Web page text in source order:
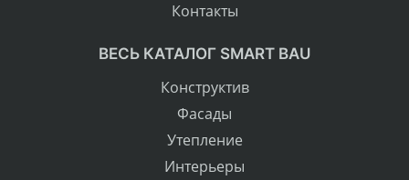
Контакты
ВЕСЬ КАТАЛОГ SMART BAU
Конструктив
Фасады
Утепление
Интерьеры